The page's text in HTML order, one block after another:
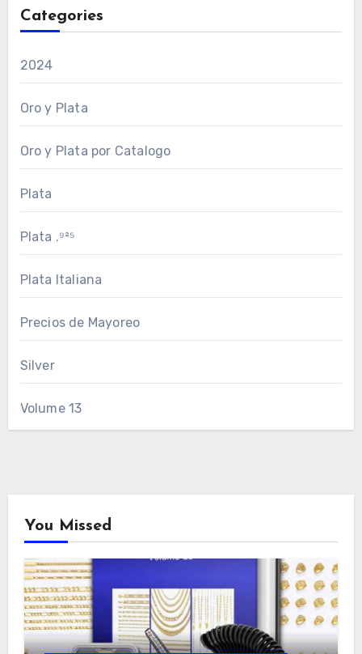
Categories
2024
Oro y Plata
Oro y Plata por Catalogo
Plata
Plata .⁹²⁵
Plata Italiana
Precios de Mayoreo
Silver
Volume 13
You Missed